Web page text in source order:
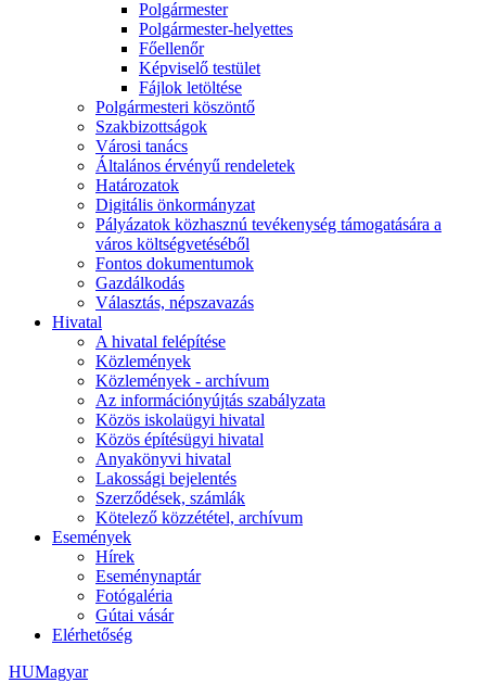
Polgármester
Polgármester-helyettes
Főellenőr
Képviselő testület
Fájlok letöltése
Polgármesteri köszöntő
Szakbizottságok
Városi tanács
Általános érvényű rendeletek
Határozatok
Digitális önkormányzat
Pályázatok közhasznú tevékenység támogatására a
város költségvetéséből
Fontos dokumentumok
Gazdálkodás
Választás, népszavazás
Hivatal
A hivatal felépítése
Közlemények
Közlemények - archívum
Az információnyújtás szabályzata
Közös iskolaügyi hivatal
Közös építésügyi hivatal
Anyakönyvi hivatal
Lakossági bejelentés
Szerződések, számlák
Kötelező közzététel, archívum
Események
Hírek
Eseménynaptár
Fotógaléria
Gútai vásár
Elérhetőség
HUMagyar